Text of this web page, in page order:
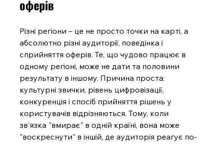
оферів
Різні регіони – це не просто точки на карті, а
абсолютно різні аудиторії, поведінка і
сприйняття оферів. Те, що чудово працює в
одному регіоні, може не дати та половини
результату в іншому. Причина проста:
культурні звички, рівень цифровізації,
конкуренція і спосіб прийняття рішень у
користувачів відрізняються. Тому, коли
зв'язка "вмирає" в одній країні, вона може
"воскреснути" в іншій, де аудиторія реагує по-